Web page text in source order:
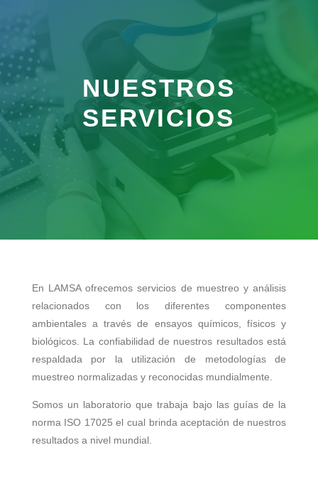
NUESTROS
SERVICIOS
En LAMSA ofrecemos servicios de muestreo y análisis
relacionados con los diferentes componentes
ambientales a través de ensayos químicos, físicos y
biológicos. La confiabilidad de nuestros resultados está
respaldada por la utilización de metodologías de
muestreo normalizadas y reconocidas mundialmente.
Somos un laboratorio que trabaja bajo las guías de la
norma ISO 17025 el cual brinda aceptación de nuestros
resultados a nivel mundial.